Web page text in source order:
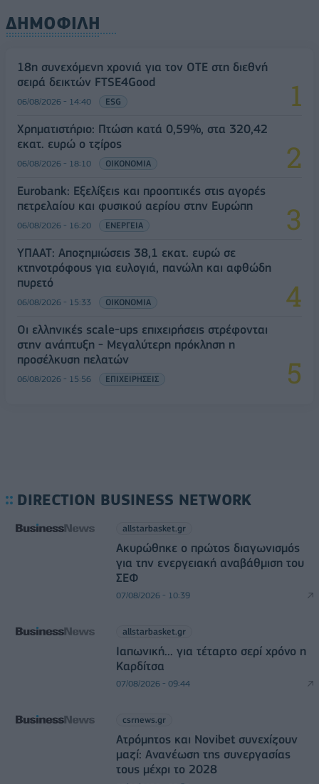
ΔΗΜΟΦΙΛΗ
18η συνεχόμενη χρονιά για τον ΟΤΕ στη διεθνή
σειρά δεικτών FTSE4Good
06/08/2026 - 14:40 ESG
Χρηματιστήριο: Πτώση κατά 0,59%, στα 320,42
εκατ. ευρώ ο τζίρος
06/08/2026 - 18:10 ΟΙΚΟΝΟΜΙΑ
Eurobank: Εξελίξεις και προοπτικές στις αγορές
πετρελαίου και φυσικού αερίου στην Ευρώπη
06/08/2026 - 16:20 ΕΝΕΡΓΕΙΑ
ΥΠΑΑΤ: Αποζημιώσεις 38,1 εκατ. ευρώ σε
κτηνοτρόφους για ευλογιά, πανώλη και αφθώδη
πυρετό
06/08/2026 - 15:33 ΟΙΚΟΝΟΜΙΑ
Οι ελληνικές scale-ups επιχειρήσεις στρέφονται
στην ανάπτυξη - Μεγαλύτερη πρόκληση η
προσέλκυση πελατών
06/08/2026 - 15:56 ΕΠΙΧΕΙΡΗΣΕΙΣ
DIRECTION BUSINESS NETWORK
allstarbasket.gr
Ακυρώθηκε ο πρώτος διαγωνισμός
για την ενεργειακή αναβάθμιση του
ΣΕΦ
07/08/2026 - 10:39
allstarbasket.gr
Ιαπωνική... για τέταρτο σερί χρόνο η
Καρδίτσα
07/08/2026 - 09:44
csrnews.gr
Ατρόμητος και Novibet συνεχίζουν
μαζί: Ανανέωση της συνεργασίας
τους μέχρι το 2028